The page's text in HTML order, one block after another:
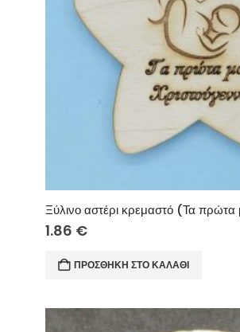
1.86 €
ΠΡΟΣΘΉΚΗ ΣΤΟ ΚΑΛΆΘΙ